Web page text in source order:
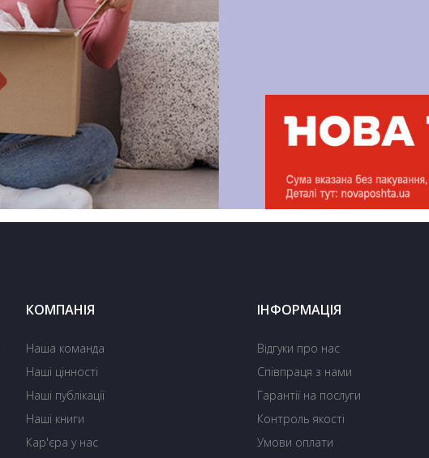
КОМПАНІЯ
Наша команда
Наші цінності
Наші публікації
Наші книги
Кар'єра у нас
ІНФОРМАЦІЯ
Відгуки про нас
Співпраця з нами
Гарантії на послуги
Контроль якості
Умови оплати